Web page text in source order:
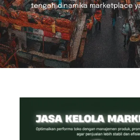
tengah dinamika marketplace